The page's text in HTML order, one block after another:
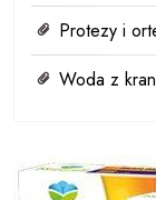
Protezy i
Woda z